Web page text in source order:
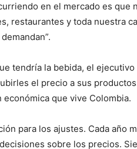
en el mercado es que
restaurantes y toda nuestra
tendría la bebida, el
el precio a sus
que vive Colombia.
para los ajustes. Cada año
sobre los precios.